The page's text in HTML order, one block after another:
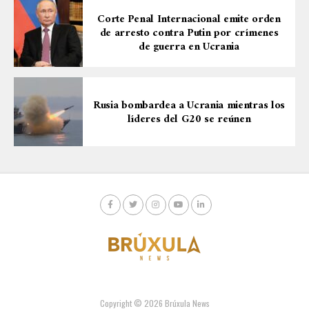
Corte Penal Internacional emite orden
de arresto contra Putin por crímenes
de guerra en Ucrania
Rusia bombardea a Ucrania mientras los
líderes del G20 se reúnen
Copyright © 2026 Brúxula News